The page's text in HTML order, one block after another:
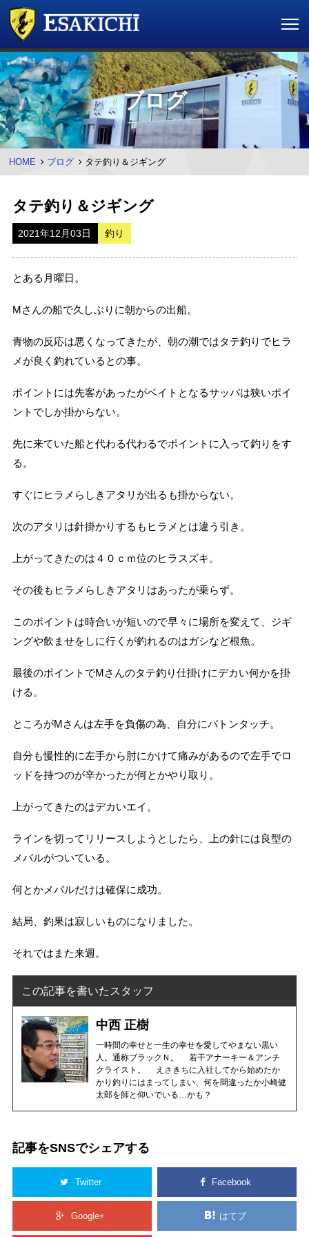
ブログ
HOME ブログ タテ釣り＆ジギング
タテ釣り＆ジギング
2021年12月03日 釣り
とある月曜日。
Mさんの船で久しぶりに朝からの出船。
青物の反応は悪くなってきたが、朝の潮ではタテ釣りでヒラ
メが良く釣れているとの事。
ポイントには先客があったがベイトとなるサッパは狭いポイ
ントでしか掛からない。
先に来ていた船と代わる代わるでポイントに入って釣りをす
る。
すぐにヒラメらしきアタリが出るも掛からない。
次のアタリは針掛かりするもヒラメとは違う引き。
上がってきたのは４０ｃｍ位のヒラスズキ。
その後もヒラメらしきアタリはあったが乗らず。
このポイントは時合いが短いので早々に場所を変えて、ジギ
ングや飲ませをしに行くが釣れるのはガシなど根魚。
最後のポイントでMさんのタテ釣り仕掛けにデカい何かを掛
ける。
ところがMさんは左手を負傷の為、自分にバトンタッチ。
自分も慢性的に左手から肘にかけて痛みがあるので左手でロ
ッドを持つのが辛かったが何とかやり取り。
上がってきたのはデカいエイ。
ラインを切ってリリースしようとしたら、上の針には良型の
メバルがついている。
何とかメバルだけは確保に成功。
結局、釣果は寂しいものになりました。
それではまた来週。
この記事を書いたスタッフ
中西 正樹
一時間の幸せと一生の幸せを愛してやまない黒い
人。通称ブラックＮ。 若干アナーキー＆アンチ
クライスト。 えさきちに入社してから始めたか
かり釣りにはまってしまい、何を間違ったか小崎健
太郎を師と仰いでいる…かも？
記事をSNSでシェアする
Twitter Facebook
Google+ はてブ